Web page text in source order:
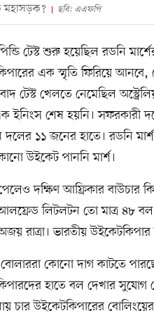
মহাসড়ক? ছবি: এএফপি
টেস্ট শুরু হয়েছিল রডনি
এক স্মৃতি ফিরিয়ে
টেস্ট খেলতে নেমেছিল
ইনিংস শেষ হয়নি। সফরকারী
দলের ১১ জনের হাতে। রডনি
উইকেট পাননি মার্শ।
দক্ষিণ আফ্রিকার বাউচার
লিটলটন তো মাত্র ৪৮
রাত্রা। ভারতীয়
বোলাররা কোনো দাগ কাটতে
হাতে বল দেখার
চার উইকেটকিপারের বোলিংয়ের